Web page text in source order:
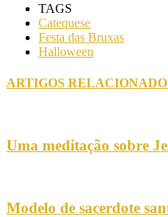
TAGS
Catequese
Festa das Bruxas
Halloween
ARTIGOS
Uma meditação sobre
Modelo de sacerdote